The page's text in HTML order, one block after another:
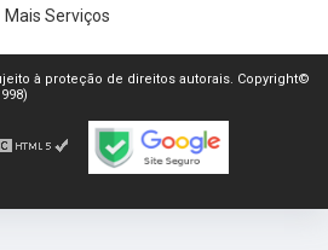
Mais Serviços
à proteção de direitos autorais. Copyright©